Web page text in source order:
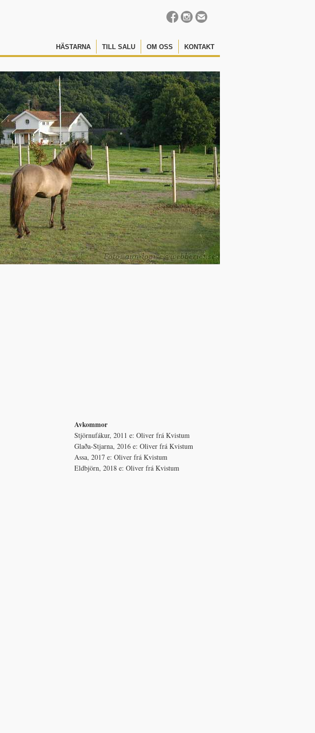
HÄSTARNA TILL SALU OM OSS KONTAKT
Avkommor
Stjörnufákur, 2011 e: Oliver frá Kvistum
Glaða-Stjarna, 2016 e: Oliver frá Kvistum
Assa, 2017 ​​​e: Oliver frá Kvistum
Eldbjörn, 2018 e: Oliver frá Kvistum